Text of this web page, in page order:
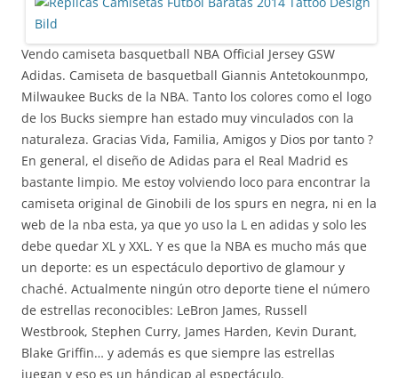
Vendo camiseta basquetball NBA Official Jersey GSW
Adidas. Camiseta de basquetball Giannis Antetokounmpo,
Milwaukee Bucks de la NBA. Tanto los colores como el logo
de los Bucks siempre han estado muy vinculados con la
naturaleza. Gracias Vida, Familia, Amigos y Dios por tanto ?
En general, el diseño de Adidas para el Real Madrid es
bastante limpio. Me estoy volviendo loco para encontrar la
camiseta original de Ginobili de los spurs en negra, ni en la
web de la nba esta, ya que yo uso la L en adidas y solo les
debe quedar XL y XXL. Y es que la NBA es mucho más que
un deporte: es un espectáculo deportivo de glamour y
chaché. Actualmente ningún otro deporte tiene el número
de estrellas reconocibles: LeBron James, Russell
Westbrook, Stephen Curry, James Harden, Kevin Durant,
Blake Griffin… y además es que siempre las estrellas
juegan y eso es un hándicap al espectáculo.